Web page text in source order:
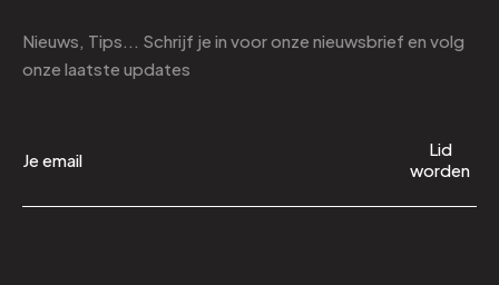
Nieuws, Tips... Schrijf je in voor onze nieuwsbrief en volg
onze laatste updates
Lid
worden